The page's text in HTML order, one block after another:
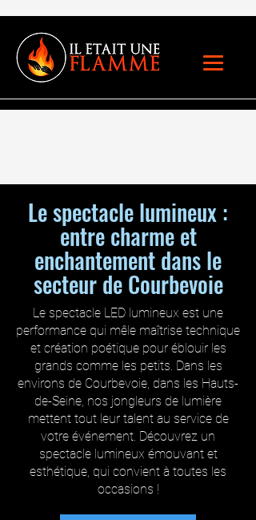
Le spectacle lumineux :
entre charme et
enchantement dans le
secteur de Courbevoie
Le spectacle LED lumineux est une
performance qui mêle maîtrise technique
et création poétique pour éblouir les
grands comme les petits. Dans les
environs de Courbevoie, dans les Hauts-
de-Seine, nos jongleurs de lumière
mettent tout leur talent au service de
votre événement. Découvrez un
spectacle lumineux émouvant et
esthétique, qui convient à toutes les
occasions !